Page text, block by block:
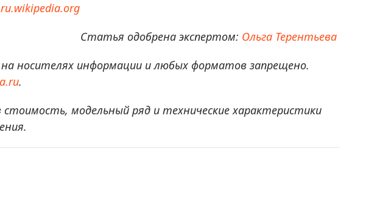
ru.wikipedia.org
Статья одобрена экспертом: Ольга Терентьева
носителях информации и любых форматов запрещено.
.
модельный ряд и технические характеристики